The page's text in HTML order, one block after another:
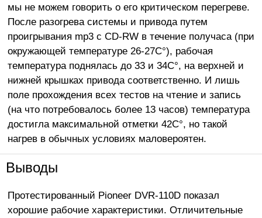
мы не можем говорить о его критическом перегреве.
После разогрева системы и привода путем
проигрывания mp3 с CD-RW в течение получаса (при
окружающей температуре 26-27C°), рабочая
температура поднялась до 33 и 34C°, на верхней и
нижней крышках привода соответственно. И лишь
поле прохождения всех тестов на чтение и запись
(на что потребовалось более 13 часов) температура
достигла максимальной отметки 42C°, но такой
нагрев в обычных условиях маловероятен.
Выводы
Протестированный Pioneer DVR-110D показал
хорошие рабочие характеристики. Отличительные